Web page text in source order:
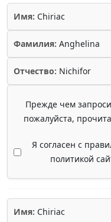
Имя: Chiriac
Фамилия: Anghelina
Отчество: Nichifor
Прежде чем
пожалуйста,
Я согласен с
политикой
Имя: Chiriac